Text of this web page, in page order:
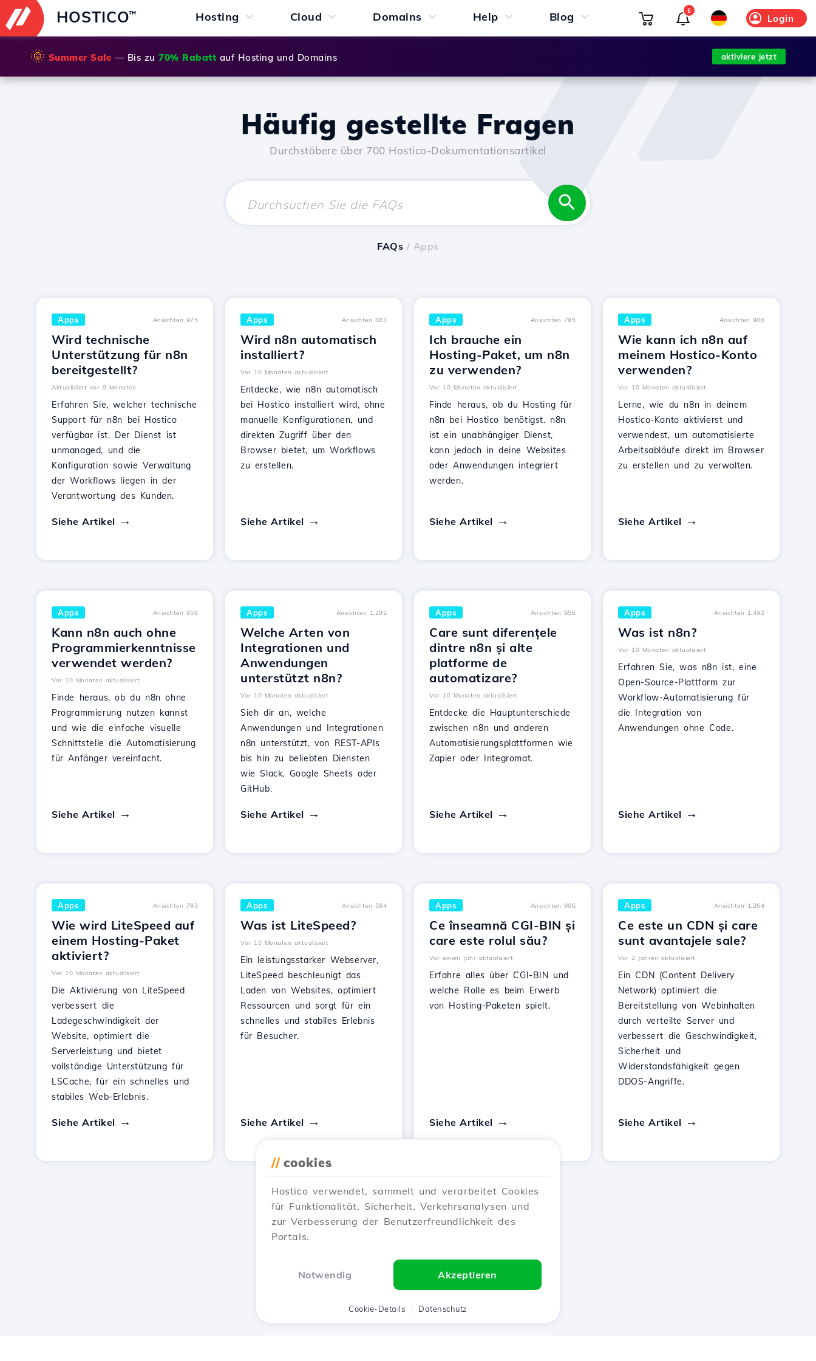
HOSTICO™ Hosting Cloud Domains Help Blog Login
5
🌞 Summer Sale — Bis zu 70% Rabatt auf Hosting und Domains aktiviere jetzt
Häufig gestellte Fragen
Durchstöbere über 700 Hostico-Dokumentationsartikel
FAQs / Apps
Apps Ansichten 975
Wird technische
Unterstützung für n8n
bereitgestellt?
Aktualisiert vor 9 Monaten
Erfahren Sie, welcher technische
Support für n8n bei Hostico
verfügbar ist. Der Dienst ist
unmanaged, und die
Konfiguration sowie Verwaltung
der Workflows liegen in der
Verantwortung des Kunden.
Siehe Artikel
Apps Ansichten 883
Wird n8n automatisch
installiert?
Vor 10 Monaten aktualisiert
Entdecke, wie n8n automatisch
bei Hostico installiert wird, ohne
manuelle Konfigurationen, und
direkten Zugriff über den
Browser bietet, um Workflows
zu erstellen.
Siehe Artikel
Apps Ansichten 795
Ich brauche ein
Hosting-Paket, um n8n
zu verwenden?
Vor 10 Monaten aktualisiert
Finde heraus, ob du Hosting für
n8n bei Hostico benötigst. n8n
ist ein unabhängiger Dienst,
kann jedoch in deine Websites
oder Anwendungen integriert
werden.
Siehe Artikel
Apps Ansichten 906
Wie kann ich n8n auf
meinem Hostico-Konto
verwenden?
Vor 10 Monaten aktualisiert
Lerne, wie du n8n in deinem
Hostico-Konto aktivierst und
verwendest, um automatisierte
Arbeitsabläufe direkt im Browser
zu erstellen und zu verwalten.
Siehe Artikel
Apps Ansichten 958
Kann n8n auch ohne
Programmierkenntnisse
verwendet werden?
Vor 10 Monaten aktualisiert
Finde heraus, ob du n8n ohne
Programmierung nutzen kannst
und wie die einfache visuelle
Schnittstelle die Automatisierung
für Anfänger vereinfacht.
Siehe Artikel
Apps Ansichten 1,292
Welche Arten von
Integrationen und
Anwendungen
unterstützt n8n?
Vor 10 Monaten aktualisiert
Sieh dir an, welche
Anwendungen und Integrationen
n8n unterstützt, von REST-APIs
bis hin zu beliebten Diensten
wie Slack, Google Sheets oder
GitHub.
Siehe Artikel
Apps Ansichten 956
Care sunt diferențele
dintre n8n și alte
platforme de
automatizare?
Vor 10 Monaten aktualisiert
Entdecke die Hauptunterschiede
zwischen n8n und anderen
Automatisierungsplattformen wie
Zapier oder Integromat.
Siehe Artikel
Apps Ansichten 1,492
Was ist n8n?
Vor 10 Monaten aktualisiert
Erfahren Sie, was n8n ist, eine
Open-Source-Plattform zur
Workflow-Automatisierung für
die Integration von
Anwendungen ohne Code.
Siehe Artikel
Apps Ansichten 783
Wie wird LiteSpeed auf
einem Hosting-Paket
aktiviert?
Vor 10 Monaten aktualisiert
Die Aktivierung von LiteSpeed
verbessert die
Ladegeschwindigkeit der
Website, optimiert die
Serverleistung und bietet
vollständige Unterstützung für
LSCache, für ein schnelles und
stabiles Web-Erlebnis.
Siehe Artikel
Apps Ansichten 584
Was ist LiteSpeed?
Vor 10 Monaten aktualisiert
Ein leistungsstarker Webserver,
LiteSpeed beschleunigt das
Laden von Websites, optimiert
Ressourcen und sorgt für ein
schnelles und stabiles Erlebnis
für Besucher.
Siehe Artikel
Apps Ansichten 906
Ce înseamnă CGI-BIN și
care este rolul său?
Vor einem Jahr aktualisiert
Erfahre alles über CGI-BIN und
welche Rolle es beim Erwerb
von Hosting-Paketen spielt.
Siehe Artikel
Apps Ansichten 1,264
Ce este un CDN și care
sunt avantajele sale?
Vor 2 Jahren aktualisiert
Ein CDN (Content Delivery
Network) optimiert die
Bereitstellung von Webinhalten
durch verteilte Server und
verbessert die Geschwindigkeit,
Sicherheit und
Widerstandsfähigkeit gegen
DDOS-Angriffe.
Siehe Artikel
1 2 Next →
// cookies
Hostico verwendet, sammelt und verarbeitet Cookies
für Funktionalität, Sicherheit, Verkehrsanalysen und
zur Verbesserung der Benutzerfreundlichkeit des
Portals.
Notwendig Akzeptieren
Cookie-Details Datenschutz